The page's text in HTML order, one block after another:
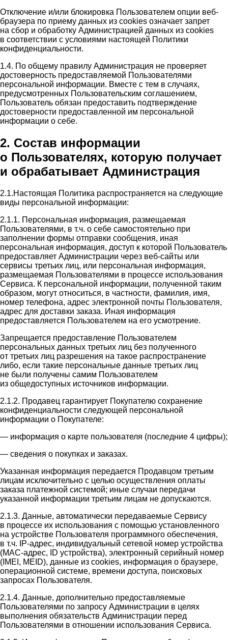
Отключение и/или блокировка Пользователем опции веб-
браузера по приему данных из cookies означает запрет
на сбор и обработку Администрацией данных из cookies
в соответствии с условиями настоящей Политики
конфиденциальности.
1.4. По общему правилу Администрация не проверяет
достоверность предоставляемой Пользователями
персональной информации. Вместе с тем в случаях,
предусмотренных Пользовательским соглашением,
Пользователь обязан предоставить подтверждение
достоверности предоставленной им персональной
информации о себе.
2. Состав информации
о Пользователях, которую получает
и обрабатывает Администрация
2.1.Настоящая Политика распространяется на следующие
виды персональной информации:
2.1.1. Персональная информация, размещаемая
Пользователями, в т.ч. о себе самостоятельно при
заполнении формы отправки сообщения, иная
персональная информация, доступ к которой Пользователь
предоставляет Администрации через веб-сайты или
сервисы третьих лиц, или персональная информация,
размещаемая Пользователями в процессе использования
Сервиса. К персональной информации, полученной таким
образом, могут относиться, в частности, фамилия, имя,
номер телефона, адрес электронной почты Пользователя,
адрес для доставки заказа. Иная информация
предоставляется Пользователем на его усмотрение.
Запрещается предоставление Пользователем
персональных данных третьих лиц без полученного
от третьих лиц разрешения на такое распространение
либо, если такие персональные данные третьих лиц
не были получены самим Пользователем
из общедоступных источников информации.
2.1.2. Продавец гарантирует Покупателю сохранение
конфиденциальности следующей персональной
информации о Покупателе:
— информация о карте пользователя (последние 4 цифры);
— сведения о покупках и заказах.
Указанная информация передается Продавцом третьим
лицам исключительно с целью осуществления оплаты
заказа платежной системой; иные случаи передачи
указанной информации третьим лицам не допускаются.
2.1.3. Данные, автоматически передаваемые Сервису
в процессе их использования с помощью установленного
на устройстве Пользователя программного обеспечения,
в т.ч. IP-адрес, индивидуальный сетевой номер устройства
(MAC-адрес, ID устройства), электронный серийный номер
(IMEI, MEID), данные из cookies, информация о браузере,
операционной системе, времени доступа, поисковых
запросах Пользователя.
2.1.4. Данные, дополнительно предоставляемые
Пользователями по запросу Администрации в целях
выполнения обязательств Администрации перед
Пользователями в отношении использования Сервиса.